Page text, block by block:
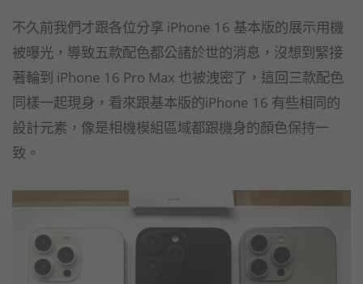
不久前我們才跟各位分享 iPhone 16 基本版的展示用機
被曝光，導致五款配色都公諸於世的消息，沒想到緊接
著輪到 iPhone 16 Pro Max 也被洩密了，這回三款配色
同樣一起現身，看來跟基本版的iPhone 16 有些相同的
設計元素，像是相機模組區域都跟機身的顏色保持一
致。